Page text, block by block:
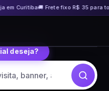
Curitiba🚚 Frete fixo R$ 35 para
deseja?